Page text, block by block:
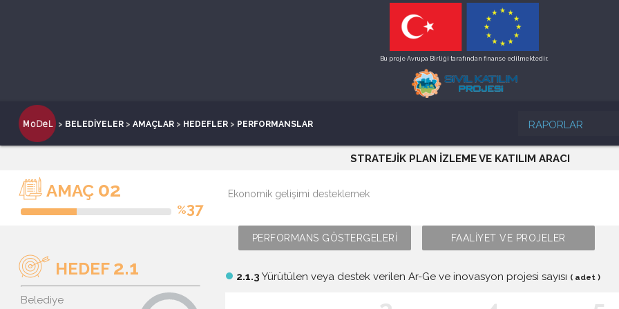
Bu proje Avrupa Birliği tarafından finanse edilmektedir.
> BELEDİYELER > AMAÇLAR > HEDEFLER > PERFORMANSLAR RAPORLAR
STRATEJİK PLAN İZLEME VE KATILIM ARACI
AMAÇ 02
%37
Ekonomik gelişimi desteklemek
PERFORMANS GÖSTERGELERİ FAALİYET VE PROJELER
HEDEF 2.1
Belediye
brightness_1 2.1.3 Yürütülen veya destek verilen Ar-Ge ve inovasyon projesi sayısı ( adet )